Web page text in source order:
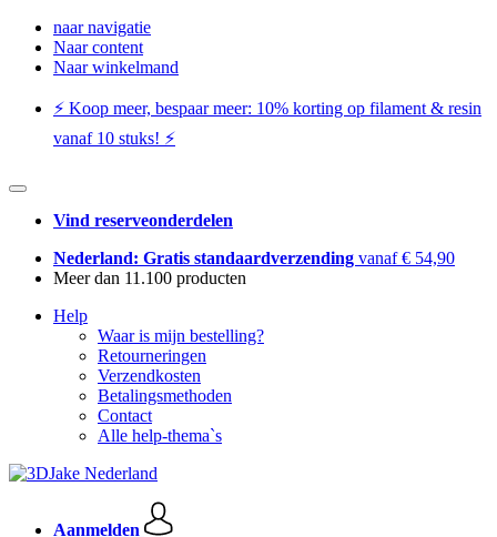
naar navigatie
Naar content
Naar winkelmand
⚡️ Koop meer, bespaar meer: ​​10% korting op filament & resin
vanaf 10 stuks! ⚡️
Vind reserveonderdelen
Nederland: Gratis standaardverzending vanaf € 54,90
Meer dan 11.100 producten
Help
Waar is mijn bestelling?
Retourneringen
Verzendkosten
Betalingsmethoden
Contact
Alle help-thema`s
Aanmelden